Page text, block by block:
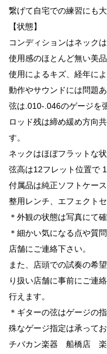
繋げて自宅での練習にも大
【状態】
コンディションはネック
使用感のほとんど無い美品
使用によるキズ、経年に
動作やサウンドには問題あ
弦は.010-.046のゲージを
ロッド残は締め緩め方向
す。
ネックはほぼフラットな
弦高は12フレット位置で
付属品は純正ソフトケー
整用レンチ、エフェクト
＊外観の状態は写真にて
＊細かい気になる点や質
店舗にご連絡下さい。
また、店頭での試奏の希
り扱い店舗に事前にご連
行えます。
＊ギターの弦はゲージの
殊なゲージ指定は承って
チバカン楽器 船橋店 楽